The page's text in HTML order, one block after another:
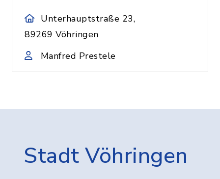
Unterhauptstraße 23,
89269 Vöhringen
Manfred Prestele
Stadt Vöhringen